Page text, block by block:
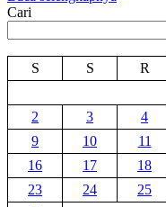
Cari
S
S R
2
3 4
9
10 11
16
17 18
23
24 25